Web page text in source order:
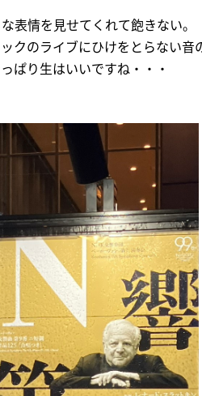
表情を見せてくれて飽きない。
クのライブにひけをとらない音
ぱり生はいいですね・・・